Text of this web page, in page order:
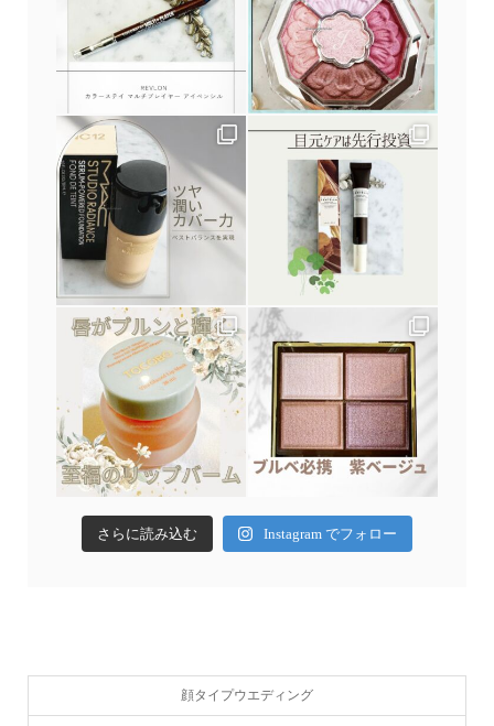
さらに読み込む Instagram でフォロー
顔タイプウエディング